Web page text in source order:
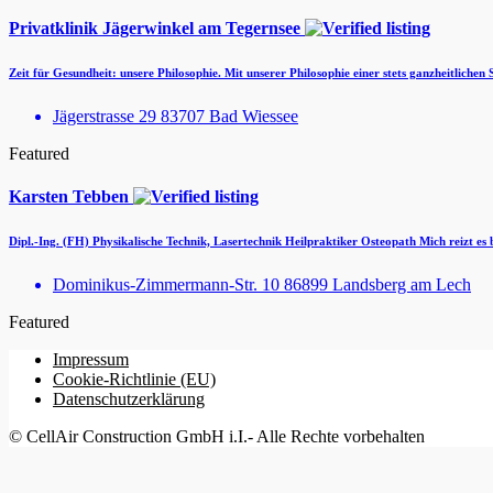
Privatklinik Jägerwinkel am Tegernsee
Zeit für Gesundheit: unsere Philosophie. Mit unserer Philosophie einer stets ganzheitlichen
Jägerstrasse 29 83707 Bad Wiessee
Featured
Karsten Tebben
Dipl.-Ing. (FH) Physikalische Technik, Lasertechnik Heilpraktiker Osteopath Mich reizt es
Dominikus-Zimmermann-Str. 10 86899 Landsberg am Lech
Featured
Impressum
Cookie-Richtlinie (EU)
Datenschutzerklärung
© CellAir Construction GmbH i.I.- Alle Rechte vorbehalten